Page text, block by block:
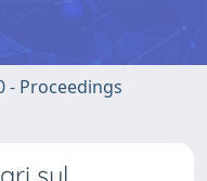
- Proceedings